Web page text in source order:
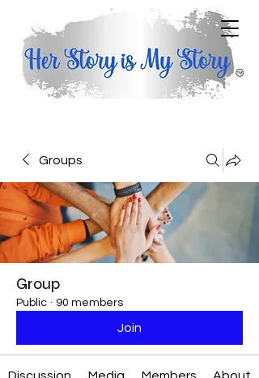
Groups
Group
Public · 90 members
Join